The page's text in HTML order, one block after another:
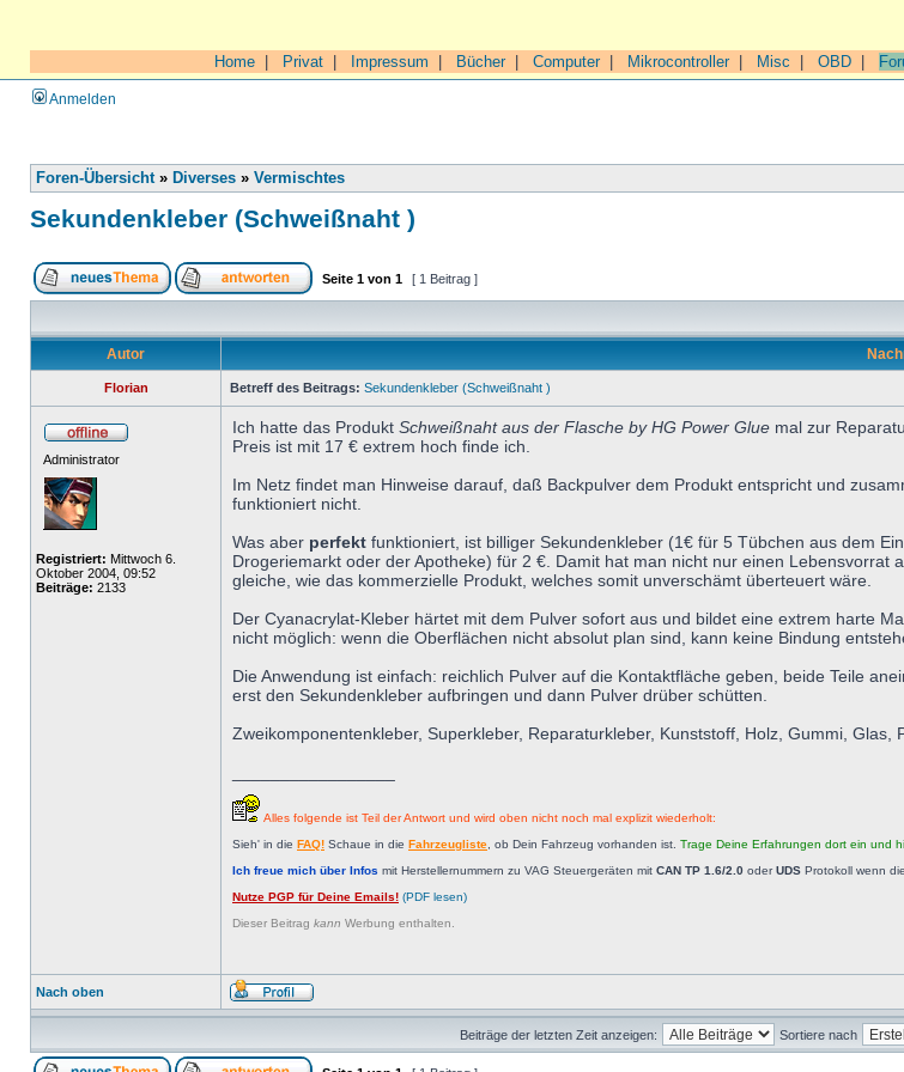
Home Privat Impressum Bücher| Computer| Mikrocontroller| Misc OBD
Anmelden
Foren-Übersicht» Diverses » Vermischtes
Sekundenkleber (Schweißnaht )
Seite 1 von 1 [ 1 Beitrag ]
Autor
Florian Betreff des Beitrags: Sekundenkleber (Schweißnaht )
Administrator
Registriert: Mittwoch 6.
Oktober 2004, 09:52
Beiträge: 2133
Ich hatte das Produkt Schweißnaht aus der Flasche by HG Power Glue mal zur
Preis ist mit 17 € extrem hoch finde ich.
Im Netz findet man Hinweise darauf, daß Backpulver dem Produkt entspricht und
funktioniert nicht.
Was aber perfekt funktioniert, ist billiger Sekundenkleber (1€ für 5 Tübchen aus dem
Drogeriemarkt oder der Apotheke) für 2 €. Damit hat man nicht nur einen
gleiche, wie das kommerzielle Produkt, welches somit unverschämt überteuert wäre.
Der Cyanacrylat-Kleber härtet mit dem Pulver sofort aus und bildet eine extrem harte
nicht möglich: wenn die Oberflächen nicht absolut plan sind, kann keine Bindung
Die Anwendung ist einfach: reichlich Pulver auf die Kontaktfläche geben, beide Teile
erst den Sekundenkleber aufbringen und dann Pulver drüber schütten.
Zweikomponentenkleber, Superkleber, Reparaturkleber, Kunststoff, Holz, Gummi, Glas,
Alles folgende ist Teil der Antwort und wird oben nicht noch mal explizit wiederholt:
Sieh' in die FAQ! Schaue in die Fahrzeugliste , ob Dein Fahrzeug vorhanden ist. Trage Deine Erfahrungen dort ein und
Ich freue mich über Infos mit Herstellernummern zu VAG Steuergeräten mit CAN TP 1.6/2.0 oderUDS Protokoll wenn
Nutze PGP für Deine Emails! (PDF lesen)
Dieser Beitrag kann Werbung enthalten.
Nach oben
Beiträge der letzten Zeit anzeigen: Sortiere nach